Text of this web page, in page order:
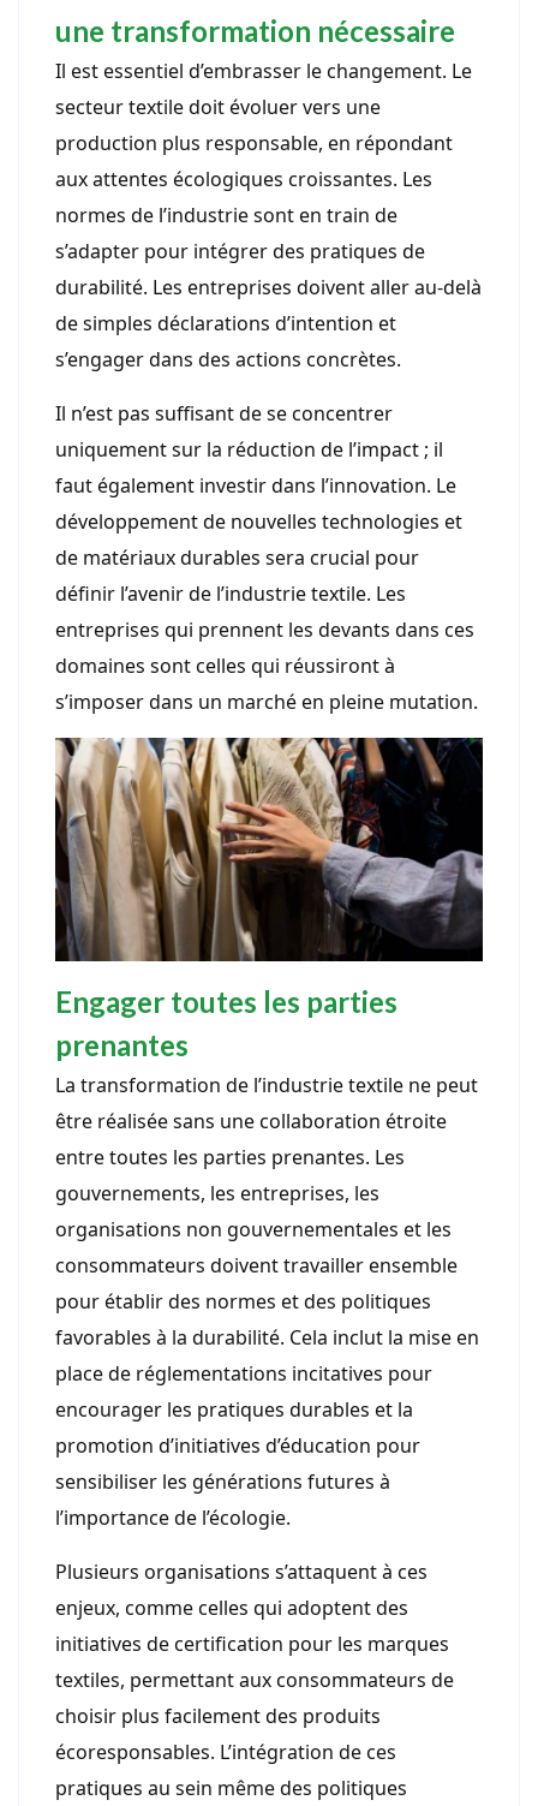
une transformation nécessaire
Il est essentiel d’embrasser le changement. Le
secteur textile doit évoluer vers une
production plus responsable, en répondant
aux attentes écologiques croissantes. Les
normes de l’industrie sont en train de
s’adapter pour intégrer des pratiques de
durabilité. Les entreprises doivent aller au-delà
de simples déclarations d’intention et
s’engager dans des actions concrètes.
Il n’est pas suffisant de se concentrer
uniquement sur la réduction de l’impact ; il
faut également investir dans l’innovation. Le
développement de nouvelles technologies et
de matériaux durables sera crucial pour
définir l’avenir de l’industrie textile. Les
entreprises qui prennent les devants dans ces
domaines sont celles qui réussiront à
s’imposer dans un marché en pleine mutation.
Engager toutes les parties
prenantes
La transformation de l’industrie textile ne peut
être réalisée sans une collaboration étroite
entre toutes les parties prenantes. Les
gouvernements, les entreprises, les
organisations non gouvernementales et les
consommateurs doivent travailler ensemble
pour établir des normes et des politiques
favorables à la durabilité. Cela inclut la mise en
place de réglementations incitatives pour
encourager les pratiques durables et la
promotion d’initiatives d’éducation pour
sensibiliser les générations futures à
l’importance de l’écologie.
Plusieurs organisations s’attaquent à ces
enjeux, comme celles qui adoptent des
initiatives de certification pour les marques
textiles, permettant aux consommateurs de
choisir plus facilement des produits
écoresponsables. L’intégration de ces
pratiques au sein même des politiques